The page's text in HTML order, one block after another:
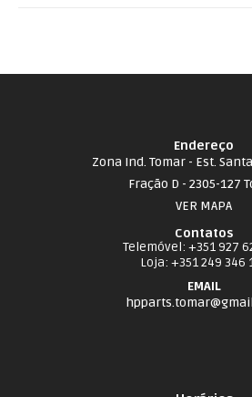
Endereço
Zona Ind. Tomar - Est.
Fração D - 2305-127
VER MAPA
Contatos
Telemóvel: +351 927
Loja: +351 249 346
EMAIL